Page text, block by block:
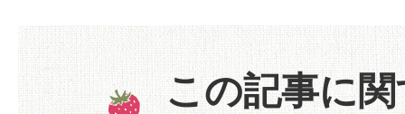
この記事に